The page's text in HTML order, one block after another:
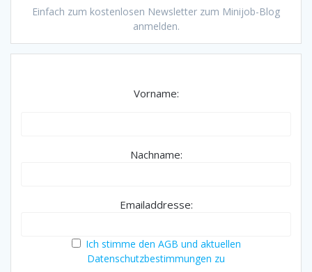
Einfach zum kostenlosen Newsletter zum Minijob-Blog
anmelden.
Vorname:
Nachname:
Emailaddresse:
Ich stimme den AGB und aktuellen
Datenschutzbestimmungen zu